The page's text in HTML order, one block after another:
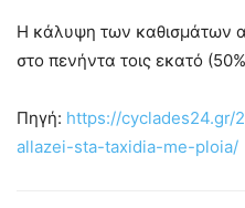
Η κάλυψη των καθισμάτων
στο πενήντα τοις εκατό
Πηγή: https://
allazei-sta-taxidia-me-ploia/